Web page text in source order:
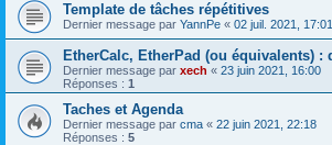
Template de tâches répétitives
Dernier message par YannPe « 02 juil. 2021, 17:01
EtherCalc, EtherPad (ou équivalents) :
Dernier message par xech « 23 juin 2021, 16:00
Réponses : 1
Taches et Agenda
Dernier message par cma « 22 juin 2021, 22:18
Réponses : 5